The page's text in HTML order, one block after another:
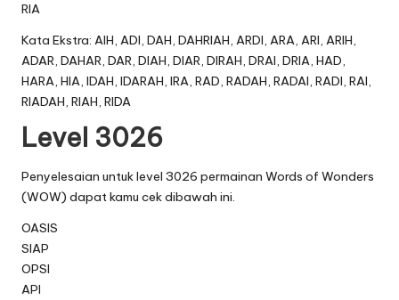
RIA
Kata Ekstra: AIH, ADI, DAH, DAHRIAH, ARDI, ARA, ARI, ARIH,
ADAR, DAHAR, DAR, DIAH, DIAR, DIRAH, DRAI, DRIA, HAD,
HARA, HIA, IDAH, IDARAH, IRA, RAD, RADAH, RADAI, RADI, RAI,
RIADAH, RIAH, RIDA
Level 3026
Penyelesaian untuk level 3026 permainan Words of Wonders
(WOW) dapat kamu cek dibawah ini.
OASIS
SIAP
OPSI
API